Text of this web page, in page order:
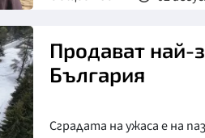
Продават най-
България
Сградата на ужаса е на